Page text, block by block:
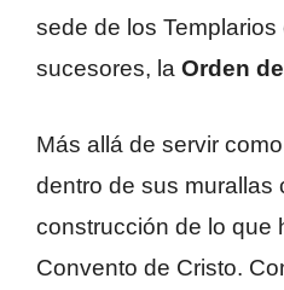
sede de los
sucesores, la Orden
Más allá de servir
dentro de sus murallas
construcción de lo que
Convento de Cristo.